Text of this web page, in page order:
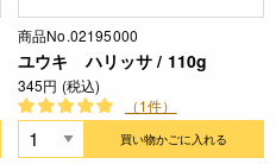
商品No.02195000
ユウキ ハリッサ / 110g
345円 (税込)
（1件）
買い物かごに入れる